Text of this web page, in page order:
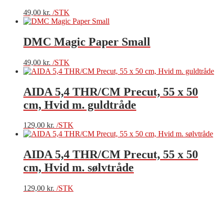
49,00 kr. /STK
DMC Magic Paper Small
49,00 kr. /STK
AIDA 5,4 THR/CM Precut, 55 x 50
cm, Hvid m. guldtråde
129,00 kr. /STK
AIDA 5,4 THR/CM Precut, 55 x 50
cm, Hvid m. sølvtråde
129,00 kr. /STK